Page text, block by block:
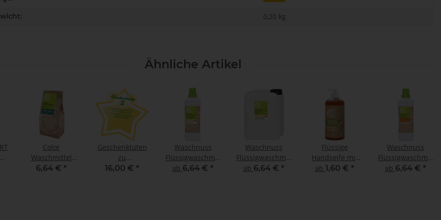
0,20 kg
Ähnliche Artikel
Color
Waschmittel
Waschpulver für
6,64 € *
Geschenktüten
zu
verschiedenen
16,00 € *
Waschnuss
Flüssigwaschmittel
für empfindliche
ab 6,64 € *
Waschnuss
Flüssigwaschmittel
für empfindliche
ab 6,64 € *
Flüssige
Handseife mit
BIO Litsea
ab 1,60 € *
Waschnuss
Flüssigwaschmittel
mit BIO
ab 6,64 € *